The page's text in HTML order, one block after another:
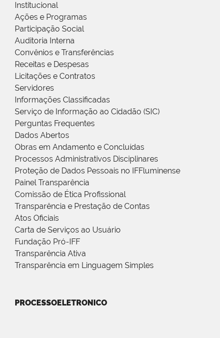
Institucional
Ações e Programas
Participação Social
Auditoria Interna
Convênios e Transferências
Receitas e Despesas
Licitações e Contratos
Servidores
Informações Classificadas
Serviço de Informação ao Cidadão (SIC)
Perguntas Frequentes
Dados Abertos
Obras em Andamento e Concluídas
Processos Administrativos Disciplinares
Proteção de Dados Pessoais no IFFluminense
Painel Transparência
Comissão de Ética Profissional
Transparência e Prestação de Contas
Atos Oficiais
Carta de Serviços ao Usuário
Fundação Pró-IFF
Transparência Ativa
Transparência em Linguagem Simples
PROCESSOELETRONICO